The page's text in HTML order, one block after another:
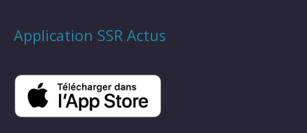
Application SSR Actus